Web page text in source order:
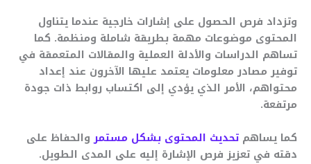
وتزداد فرص الحصول على إشارات خارجية عندما يتناول
المحتوى موضوعات مهمة بطريقة شاملة ومنظمة. كما
تساهم الدراسات والأدلة العملية والمقالات المتعمقة في
توفير مصادر معلومات يعتمد عليها الآخرون عند إعداد
محتواهم، الأمر الذي يؤدي إلى اكتساب روابط ذات جودة
مرتفعة.
كما يساهم تحديث المحتوى بشكل مستمروالحفاظ على
دقته في تعزيز فرص الإشارة إليه على المدى الطويل.